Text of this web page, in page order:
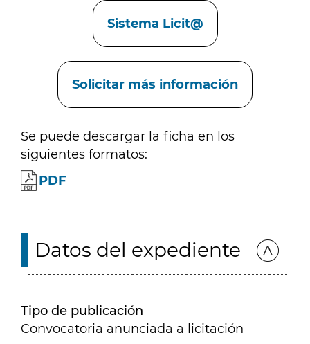
Sistema Licit@
Solicitar más información
Se puede descargar la ficha en los
siguientes formatos:
PDF
Datos del expediente
Tipo de publicación
Convocatoria anunciada a licitación